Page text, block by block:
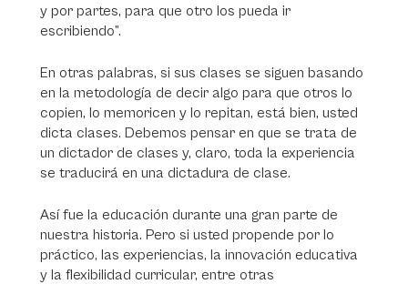
y por partes, para que otro los pueda ir
escribiendo”.
En otras palabras, si sus clases se siguen basando
en la metodología de decir algo para que otros lo
copien, lo memoricen y lo repitan, está bien, usted
dicta clases. Debemos pensar en que se trata de
un dictador de clases y, claro, toda la experiencia
se traducirá en una dictadura de clase.
Así fue la educación durante una gran parte de
nuestra historia. Pero si usted propende por lo
práctico, las experiencias, la innovación educativa
y la flexibilidad curricular, entre otras